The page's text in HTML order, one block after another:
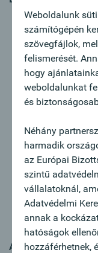
Sie sind
Corporates
Sie sind
das Passiv-
Sie gewinnen
auch mithilfe
forcieren Sie
Im Sinne einer
wirtschaftliche
Sie
aktiv Ihr
regionalen
Az Ön profilja:
Weboldalunk
számítógépén
szövegfájlok,
felismerését.
hogy
weboldalunkat
és
Néhány
harmadik
az Európai
szintű
vállalatoknál,
Adatvédelmi
annak a
hatóságok
hozzáférhetnek,